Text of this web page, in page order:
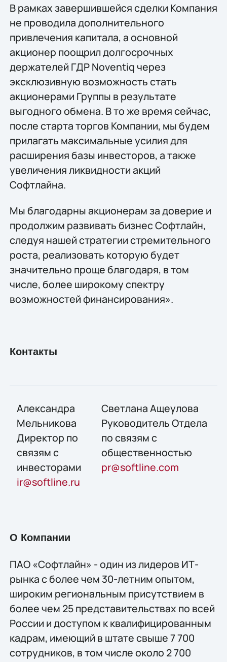
В рамках завершившейся сделки Компания
не проводила дополнительного
привлечения капитала, а основной
акционер поощрил долгосрочных
держателей ГДР Noventiq через
эксклюзивную возможность стать
акционерами Группы в результате
выгодного обмена. В то же время сейчас,
после старта торгов Компании, мы будем
прилагать максимальные усилия для
расширения базы инвесторов, а также
увеличения ликвидности акций
Софтлайна.
Мы благодарны акционерам за доверие и
продолжим развивать бизнес Софтлайн,
следуя нашей стратегии стремительного
роста, реализовать которую будет
значительно проще благодаря, в том
числе, более широкому спектру
возможностей финансирования».
Контакты
Александра
Мельникова
Директор по
связям с
инвесторами
ir@softline.ru
Светлана Ащеулова
Руководитель Отдела
по связям с
общественностью
pr@softline.com
О Компании
ПАО «Софтлайн» - один из лидеров ИТ-
рынка с более чем 30-летним опытом,
широким региональным присутствием в
более чем 25 представительствах по всей
России и доступом к квалифицированным
кадрам, имеющий в штате свыше 7 700
сотрудников, в том числе около 2 700